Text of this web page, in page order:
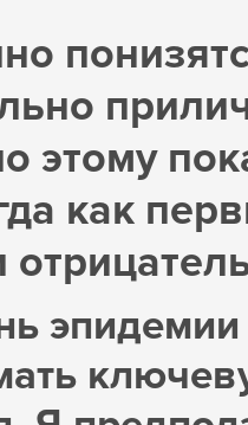
этому
как